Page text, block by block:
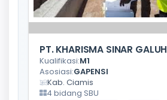
PT. KHARISMA SINAR GALUH
Kualifikasi:M1
Asosiasi:GAPENSI
Kab. Ciamis
4 bidang SBU